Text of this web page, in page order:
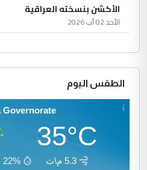
الأكشن بنسخته العراقية
الأحد 02 آب 2026
الطقس اليوم
Governorate
35°C
5.3 م\ث 22%